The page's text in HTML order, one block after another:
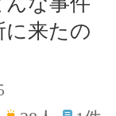
に来たの